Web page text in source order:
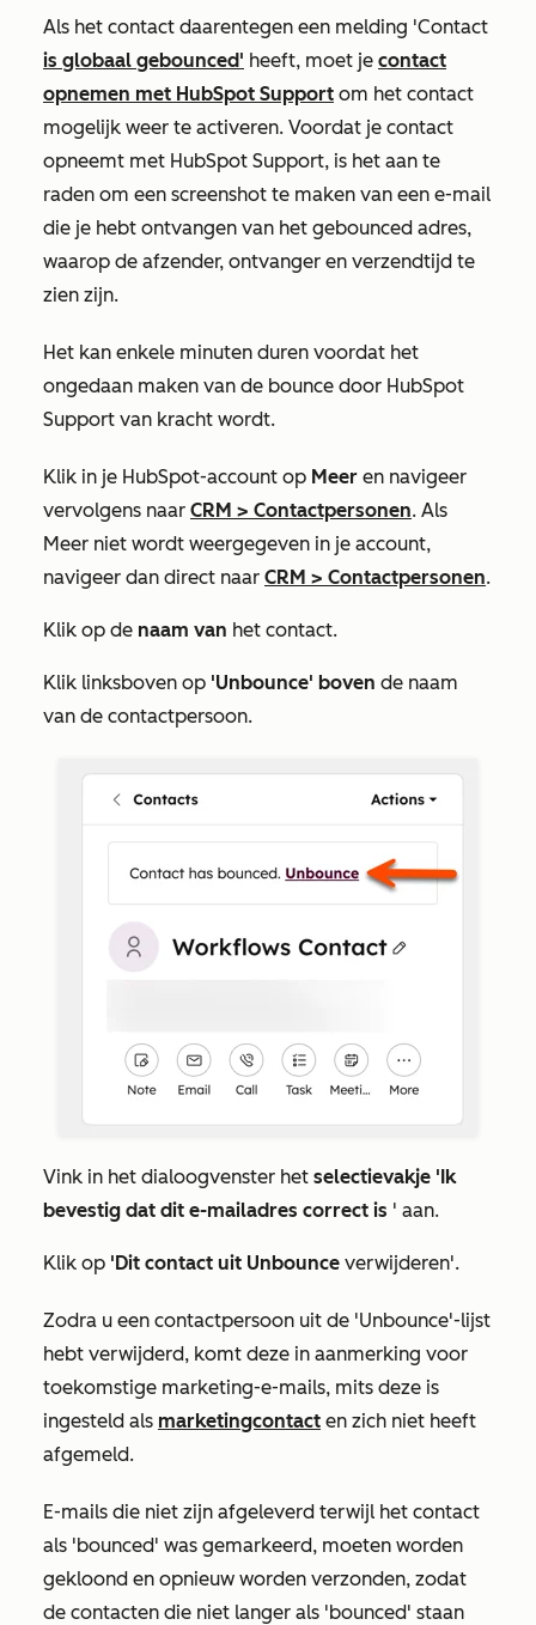
Als het contact daarentegen een melding 'Contact
is globaal gebounced' heeft, moet je contact
opnemen met HubSpot Support om het contact
mogelijk weer te activeren. Voordat je contact
opneemt met HubSpot Support, is het aan te
raden om een screenshot te maken van een e-mail
die je hebt ontvangen van het gebounced adres,
waarop de afzender, ontvanger en verzendtijd te
zien zijn.
Het kan enkele minuten duren voordat het
ongedaan maken van de bounce door HubSpot
Support van kracht wordt.
Klik in je HubSpot-account op Meer en navigeer
vervolgens naar CRM > Contactpersonen. Als
Meer niet wordt weergegeven in je account,
navigeer dan direct naar CRM > Contactpersonen.
Klik op de naam van het contact.
Klik linksboven op 'Unbounce' boven de naam
van de contactpersoon.
Vink in het dialoogvenster het selectievakje 'Ik
bevestig dat dit e-mailadres correct is ' aan.
Klik op 'Dit contact uit Unbounce verwijderen'.
Zodra u een contactpersoon uit de 'Unbounce'-lijst
hebt verwijderd, komt deze in aanmerking voor
toekomstige marketing-e-mails, mits deze is
ingesteld als marketingcontact en zich niet heeft
afgemeld.
E-mails die niet zijn afgeleverd terwijl het contact
als 'bounced' was gemarkeerd, moeten worden
gekloond en opnieuw worden verzonden, zodat
de contacten die niet langer als 'bounced' staan